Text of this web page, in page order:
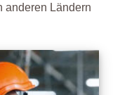
anderen Ländern